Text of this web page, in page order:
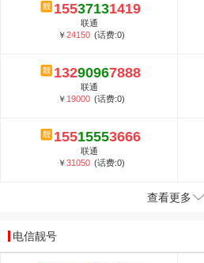
15537131419
联通
￥24150 (话费:0)
13290967888
联通
￥ 19000 (话费:0)
15515553666
联通
￥31050 (话费:0)
查看更多
电信靓号